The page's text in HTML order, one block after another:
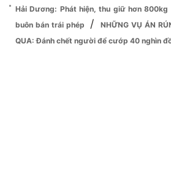
Hải Dương: Phát hiện, thu giữ hơn
buôn bán trái phép
/
NHỮNG VỤ ÁN
QUA: Đánh chết người để cướp 40 nghìn